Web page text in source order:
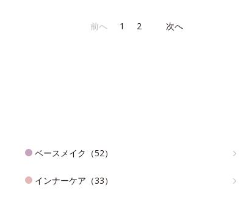
前へ 1 2 次へ
ベースメイク（52）
インナーケア（33）